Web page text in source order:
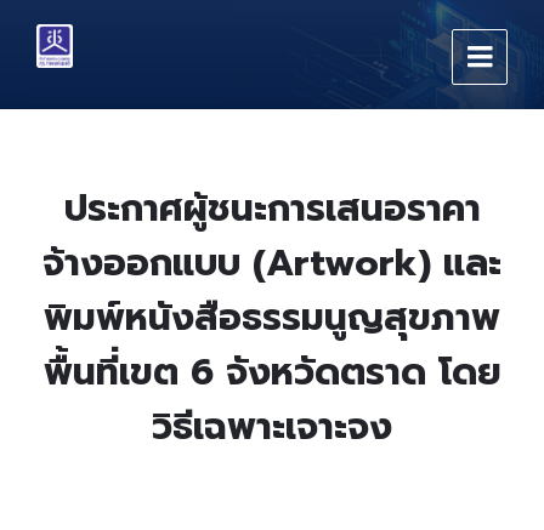
content
main
footer
ประกาศผู้ชนะการเสนอราคา
จ้างออกแบบ (Artwork) และ
พิมพ์หนังสือธรรมนูญสุขภาพ
พื้นที่เขต 6 จังหวัดตราด โดย
วิธีเฉพาะเจาะจง